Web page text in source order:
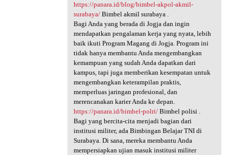
https://panara.id/blog/bimbel-akpol-akmil-
surabaya/Bimbel akmil surabaya .
Bagi Anda yang berada di Jogja dan ingin
mendapatkan pengalaman kerja yang nyata, lebih
baik ikuti Program Magang di Jogja. Program ini
tidak hanya membantu Anda mengembangkan
kemampuan yang sudah Anda dapatkan dari
kampus, tapi juga memberikan kesempatan untuk
mengembangkan keterampilan praktis,
memperluas jaringan profesional, dan
merencanakan karier Anda ke depan.
https://panara.id/bimbel-polri/Bimbel polisi .
Bagi yang bercita-cita menjadi bagian dari
institusi militer, ada Bimbingan Belajar TNI di
Surabaya. Di sana, mereka membantu Anda
mempersiapkan ujian masuk institusi militer